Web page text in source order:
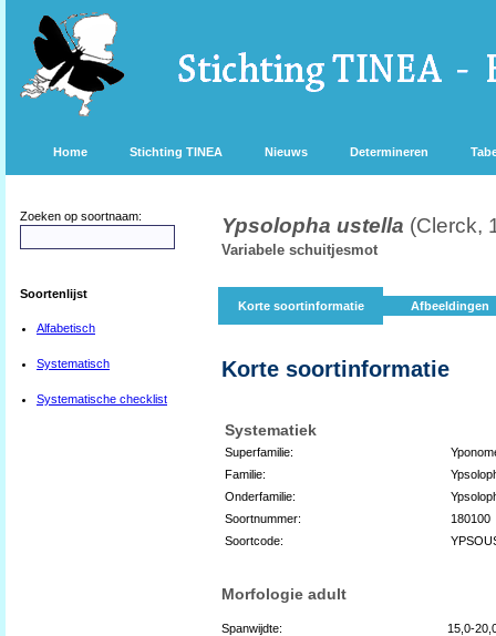
Home Stichting TINEA Nieuws Determineren
Zoeken op soortnaam:
Soortenlijst
Alfabetisch
Systematisch
Systematische checklist
Ypsolopha ustella (Clerck,
Variabele schuitjesmot
Korte soortinformatie Afbeeldingen
Korte soortinformatie
Systematiek
Superfamilie:
Familie:
Onderfamilie:
Soortnummer:
180100
Soortcode:
Morfologie adult
Spanwijdte:
15,0-